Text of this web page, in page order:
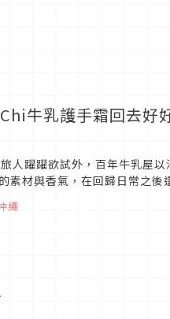
牛乳護手霜回去好
人躍躍欲試外，百年牛乳屋以
材與香氣，在回歸日常之後
繩